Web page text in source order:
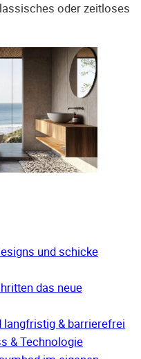
oder zeitloses
und schicke
das neue
langfristig & barrierefrei
& Technologie